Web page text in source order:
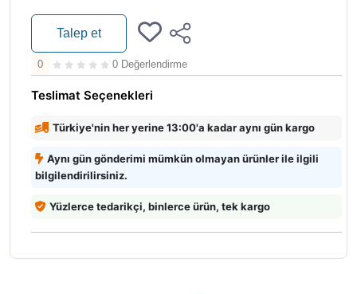
Talep et
0 0 Değerlendirme
Teslimat Seçenekleri
Türkiye'nin her yerine 13:00'a kadar aynı gün kargo
Aynı gün gönderimi mümkün olmayan ürünler ile ilgili
bilgilendirilirsiniz.
Yüzlerce tedarikçi, binlerce ürün, tek kargo